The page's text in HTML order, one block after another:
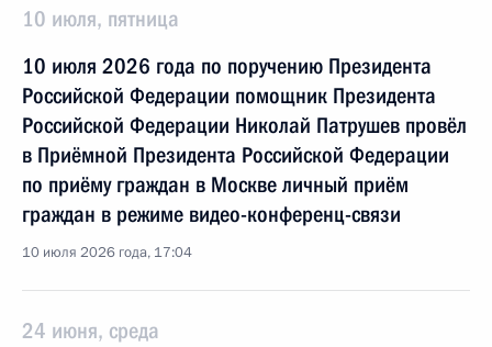
10 июля, пятница
10 июля 2026 года по поручению Президента
Российской Федерации помощник Президента
Российской Федерации Николай Патрушев провёл
в Приёмной Президента Российской Федерации
по приёму граждан в Москве личный приём
граждан в режиме видео-конференц-связи
10 июля 2026 года, 17:04
24 июня, среда